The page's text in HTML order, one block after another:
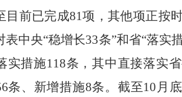
目前已完成81项，其他项正按
表中央“稳增长33条”和省“落实
实措施118条，其中直接落实
条、新增措施8条。 截至10月